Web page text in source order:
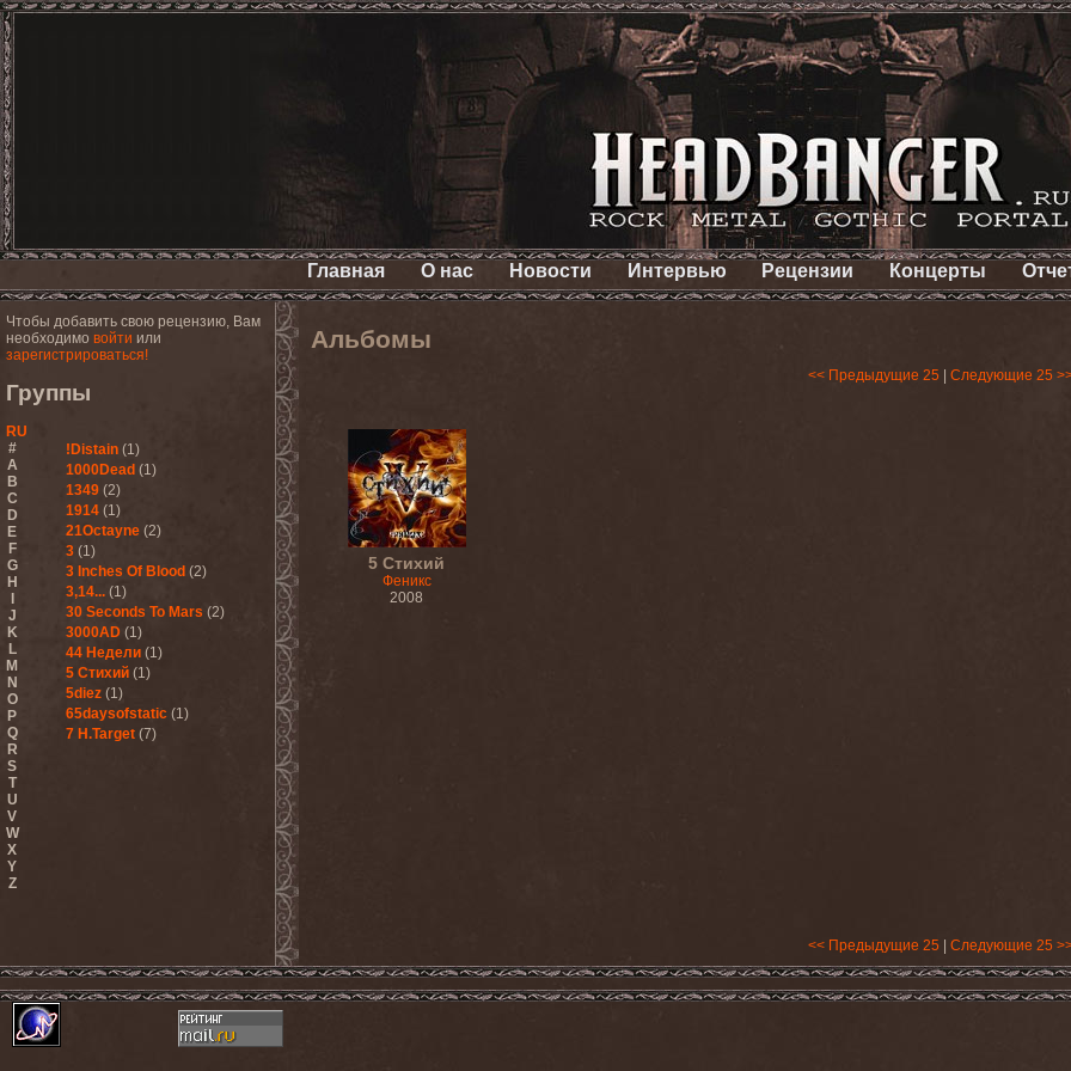
Главная О нас Новости Интервью Рецензии Концерты
Чтобы добавить свою рецензию, Вам
необходимо войти или
зарегистрироваться!
Группы
RU
#
A
B
C
D
E
F
G
H
J
K
L
M
N
O
P
Q
R
S
T
U
V
W
X
Y
Z
!Distain (1)
1000Dead (1)
1349 (2)
1914 (1)
21Octayne (2)
3 (1)
3 Inches Of Blood (2)
3,14... (1)
30 Seconds To Mars (2)
3000AD (1)
44 Недели (1)
5 Стихий (1)
5diez (1)
65daysofstatic (1)
7 H.Target (7)
Альбомы
<< Предыдущие 25 Следующие 25
5 Стихий
Феникс
2008
<< Предыдущие 25 Следующие 25